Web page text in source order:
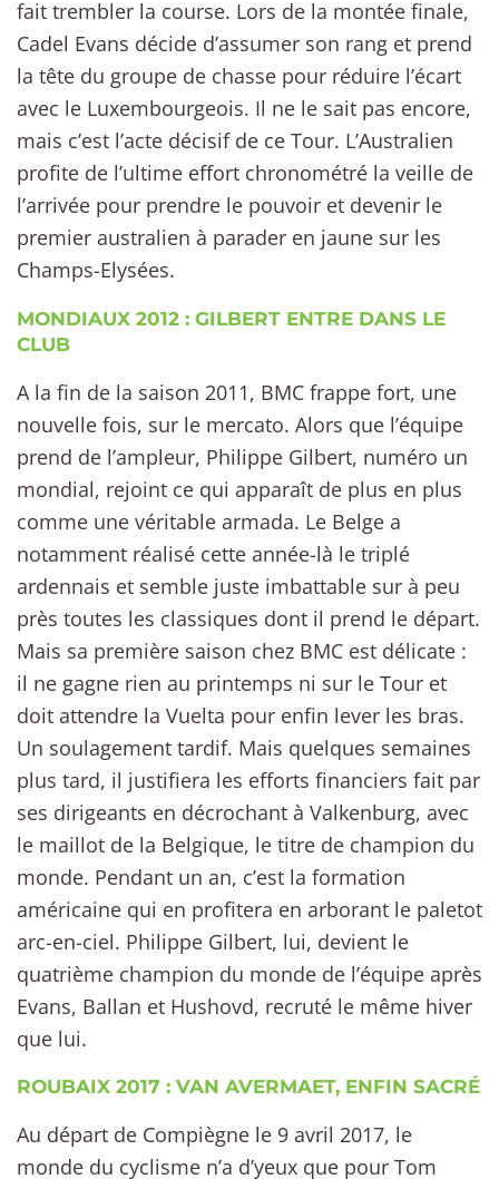
fait trembler la course. Lors de la montée finale,
Cadel Evans décide d’assumer son rang et prend
la tête du groupe de chasse pour réduire l’écart
avec le Luxembourgeois. Il ne le sait pas encore,
mais c’est l’acte décisif de ce Tour. L’Australien
profite de l’ultime effort chronométré la veille de
l’arrivée pour prendre le pouvoir et devenir le
premier australien à parader en jaune sur les
Champs-Elysées.
MONDIAUX 2012 : GILBERT ENTRE DANS LE
CLUB
A la fin de la saison 2011, BMC frappe fort, une
nouvelle fois, sur le mercato. Alors que l’équipe
prend de l’ampleur, Philippe Gilbert, numéro un
mondial, rejoint ce qui apparaît de plus en plus
comme une véritable armada. Le Belge a
notamment réalisé cette année-là le triplé
ardennais et semble juste imbattable sur à peu
près toutes les classiques dont il prend le départ.
Mais sa première saison chez BMC est délicate :
il ne gagne rien au printemps ni sur le Tour et
doit attendre la Vuelta pour enfin lever les bras.
Un soulagement tardif. Mais quelques semaines
plus tard, il justifiera les efforts financiers fait par
ses dirigeants en décrochant à Valkenburg, avec
le maillot de la Belgique, le titre de champion du
monde. Pendant un an, c’est la formation
américaine qui en profitera en arborant le paletot
arc-en-ciel. Philippe Gilbert, lui, devient le
quatrième champion du monde de l’équipe après
Evans, Ballan et Hushovd, recruté le même hiver
que lui.
ROUBAIX 2017 : VAN AVERMAET, ENFIN SACRÉ
Au départ de Compiègne le 9 avril 2017, le
monde du cyclisme n’a d’yeux que pour Tom